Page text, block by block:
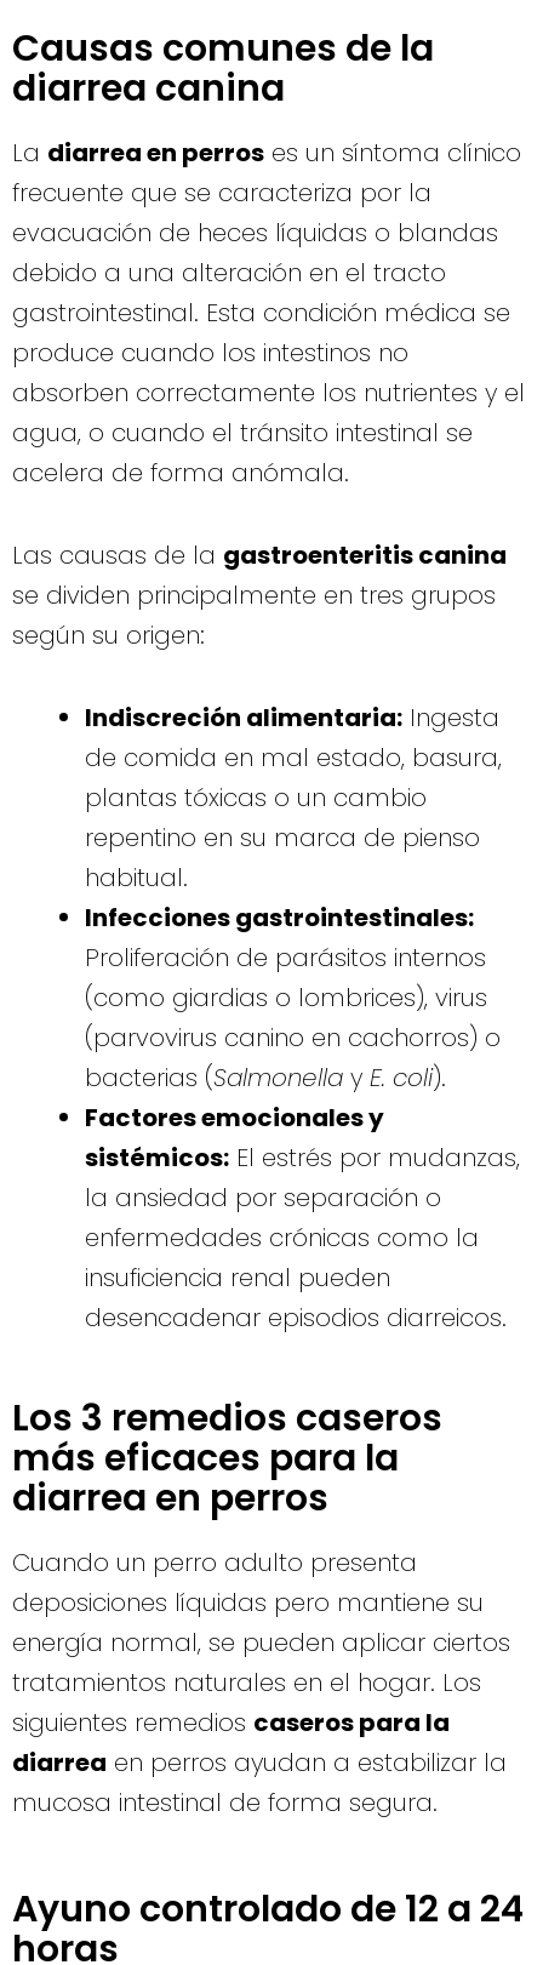
Causas comunes de la
diarrea canina
La diarrea en perros es un síntoma clínico
frecuente que se caracteriza por la
evacuación de heces líquidas o blandas
debido a una alteración en el tracto
gastrointestinal. Esta condición médica se
produce cuando los intestinos no
absorben correctamente los nutrientes y el
agua, o cuando el tránsito intestinal se
acelera de forma anómala.
Las causas de la gastroenteritis canina
se dividen principalmente en tres grupos
según su origen:
Indiscreción alimentaria: Ingesta
de comida en mal estado, basura,
plantas tóxicas o un cambio
repentino en su marca de pienso
habitual.
Infecciones gastrointestinales:
Proliferación de parásitos internos
(como giardias o lombrices), virus
(parvovirus canino en cachorros) o
bacterias (Salmonella y E. coli).
Factores emocionales y
sistémicos: El estrés por mudanzas,
la ansiedad por separación o
enfermedades crónicas como la
insuficiencia renal pueden
desencadenar episodios diarreicos.
Los 3 remedios caseros
más eficaces para la
diarrea en perros
Cuando un perro adulto presenta
deposiciones líquidas pero mantiene su
energía normal, se pueden aplicar ciertos
tratamientos naturales en el hogar. Los
siguientes remedios caseros para la
diarrea en perros ayudan a estabilizar la
mucosa intestinal de forma segura.
Ayuno controlado de 12 a 24
horas